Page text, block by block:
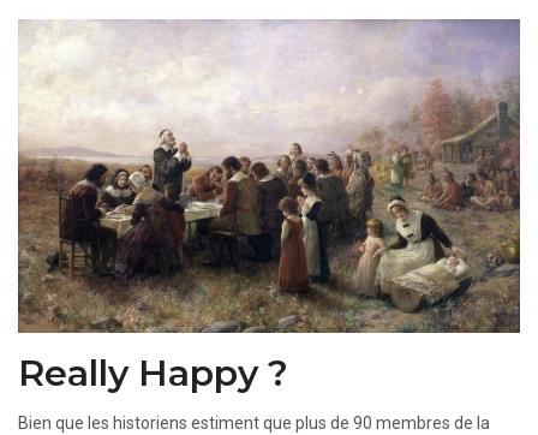
Really Happy ?
Bien que les historiens estiment que plus de 90 membres de la